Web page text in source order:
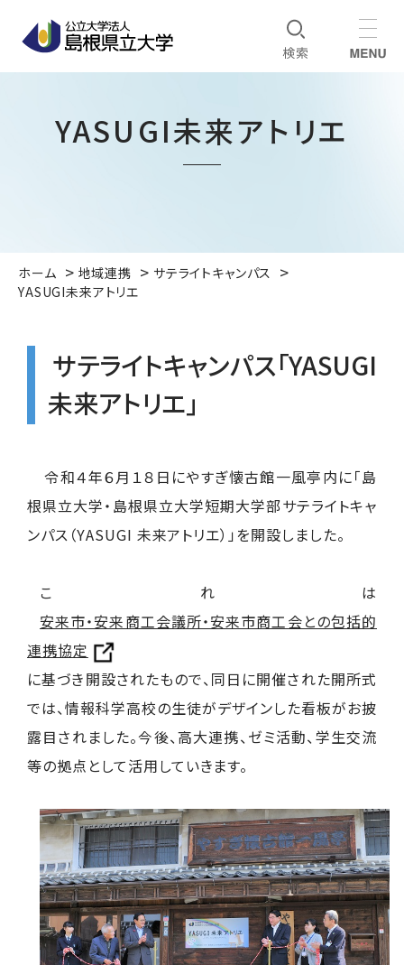
YASUGI未来アトリエ
ホーム 地域連携
サテライトキャンパス
YASUGI未来アトリエ
サテライトキャンパス「YASUGI
未来アトリエ」
令和４年６月１８日にやすぎ懐古館一風亭内に「島
根県立大学・島根県立大学短期大学部サテライトキャ
ンパス（YASUGI 未来アトリエ）」を開設しました。
これは
安来市・安来商工会議所・安来市商工会との包括的
連携協定
に基づき開設されたもので、同日に開催された開所式
では、情報科学高校の生徒がデザインした看板がお披
露目されました。今後、高大連携、ゼミ活動、学生交流
等の拠点として活用していきます。